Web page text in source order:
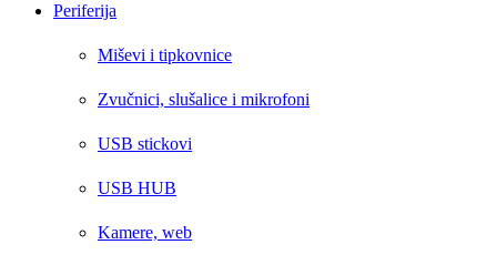
Periferija
Miševi i tipkovnice
Zvučnici, slušalice i mikrofoni
USB stickovi
USB HUB
Kamere, web